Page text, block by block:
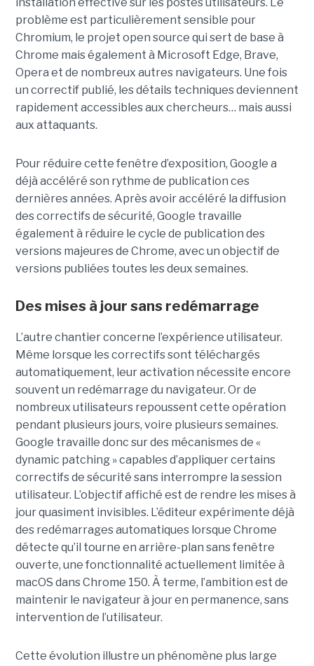
installation effective sur les postes utilisateurs. Le
problème est particulièrement sensible pour
Chromium, le projet open source qui sert de base à
Chrome mais également à Microsoft Edge, Brave,
Opera et de nombreux autres navigateurs. Une fois
un correctif publié, les détails techniques deviennent
rapidement accessibles aux chercheurs… mais aussi
aux attaquants.
Pour réduire cette fenêtre d’exposition, Google a
déjà accéléré son rythme de publication ces
dernières années. Après avoir accéléré la diffusion
des correctifs de sécurité, Google travaille
également à réduire le cycle de publication des
versions majeures de Chrome, avec un objectif de
versions publiées toutes les deux semaines.
Des mises à jour sans redémarrage
L’autre chantier concerne l’expérience utilisateur.
Même lorsque les correctifs sont téléchargés
automatiquement, leur activation nécessite encore
souvent un redémarrage du navigateur. Or de
nombreux utilisateurs repoussent cette opération
pendant plusieurs jours, voire plusieurs semaines.
Google travaille donc sur des mécanismes de «
dynamic patching » capables d’appliquer certains
correctifs de sécurité sans interrompre la session
utilisateur. L’objectif affiché est de rendre les mises à
jour quasiment invisibles. L’éditeur expérimente déjà
des redémarrages automatiques lorsque Chrome
détecte qu’il tourne en arrière-plan sans fenêtre
ouverte, une fonctionnalité actuellement limitée à
macOS dans Chrome 150. À terme, l’ambition est de
maintenir le navigateur à jour en permanence, sans
intervention de l’utilisateur.
Cette évolution illustre un phénomène plus large